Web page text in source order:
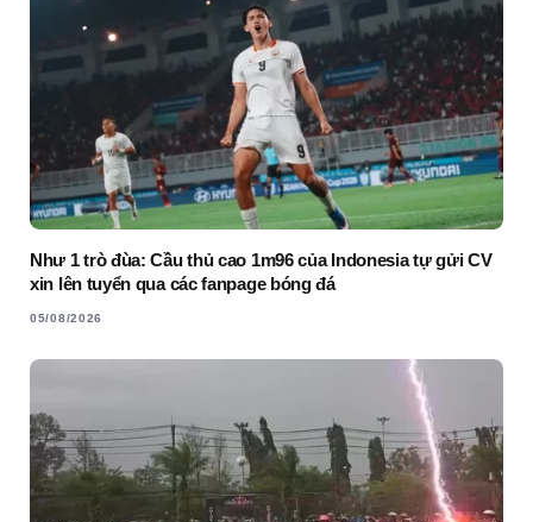
Như 1 trò đùa: Cầu thủ cao 1m96 của Indonesia tự gửi CV
xin lên tuyển qua các fanpage bóng đá
05/08/2026